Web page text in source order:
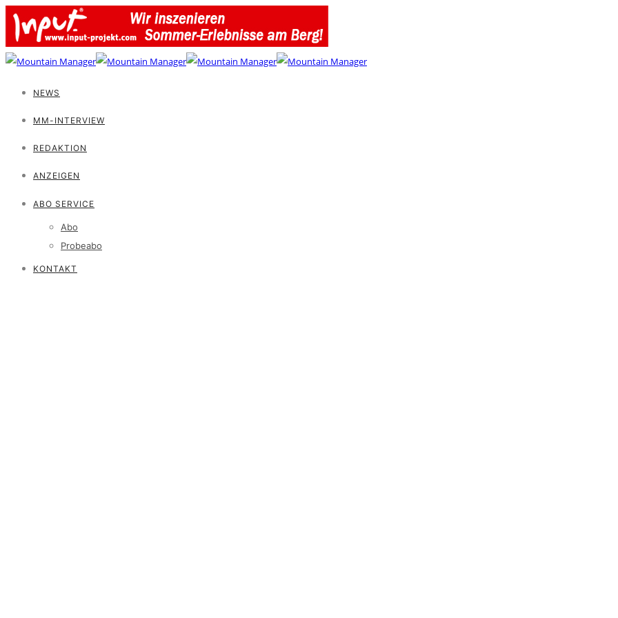
NEWS
MM-INTERVIEW
REDAKTION
ANZEIGEN
ABO SERVICE
Abo
Probeabo
KONTAKT